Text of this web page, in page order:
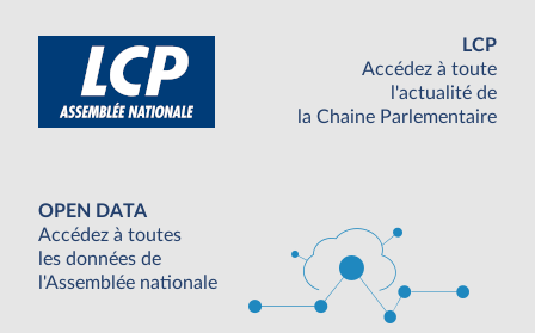
LCP
Accédez à toute
l'actualité de
la Chaine Parlementaire
OPEN DATA
Accédez à toutes
les données de
l'Assemblée nationale